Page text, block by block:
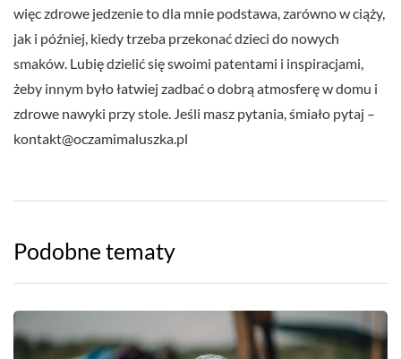
więc zdrowe jedzenie to dla mnie podstawa, zarówno w ciąży,
jak i później, kiedy trzeba przekonać dzieci do nowych
smaków. Lubię dzielić się swoimi patentami i inspiracjami,
żeby innym było łatwiej zadbać o dobrą atmosferę w domu i
zdrowe nawyki przy stole. Jeśli masz pytania, śmiało pytaj –
kontakt@oczamimaluszka.pl
Podobne tematy